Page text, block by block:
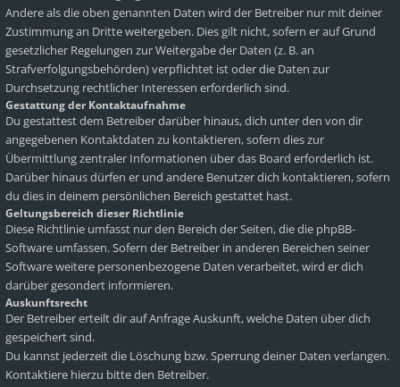
Andere als die oben genannten Daten wird der Betreiber nur mit deiner
Zustimmung an Dritte weitergeben. Dies gilt nicht, sofern er auf Grund
gesetzlicher Regelungen zur Weitergabe der Daten (z. B. an
Strafverfolgungsbehörden) verpflichtet ist oder die Daten zur
Durchsetzung rechtlicher Interessen erforderlich sind.
Gestattung der Kontaktaufnahme
Du gestattest dem Betreiber darüber hinaus, dich unter den von dir
angegebenen Kontaktdaten zu kontaktieren, sofern dies zur
Übermittlung zentraler Informationen über das Board erforderlich ist.
Darüber hinaus dürfen er und andere Benutzer dich kontaktieren, sofern
du dies in deinem persönlichen Bereich gestattet hast.
Geltungsbereich dieser Richtlinie
Diese Richtlinie umfasst nur den Bereich der Seiten, die die phpBB-
Software umfassen. Sofern der Betreiber in anderen Bereichen seiner
Software weitere personenbezogene Daten verarbeitet, wird er dich
darüber gesondert informieren.
Auskunftsrecht
Der Betreiber erteilt dir auf Anfrage Auskunft, welche Daten über dich
gespeichert sind.
Du kannst jederzeit die Löschung bzw. Sperrung deiner Daten verlangen.
Kontaktiere hierzu bitte den Betreiber.